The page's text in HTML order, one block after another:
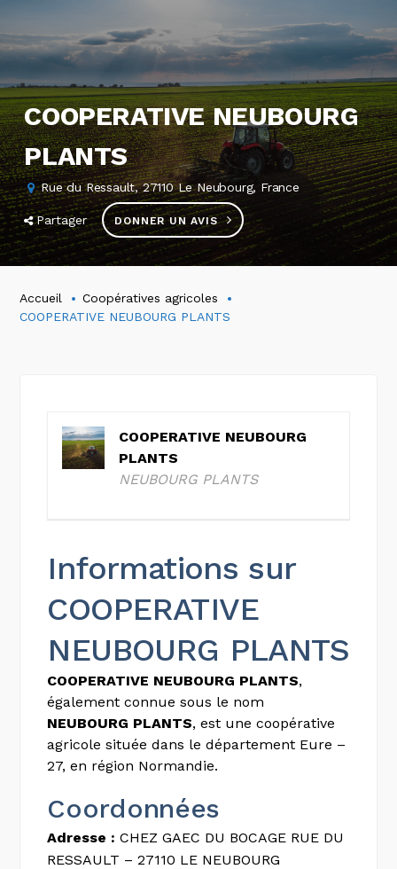
COOPERATIVE NEUBOURG
PLANTS
Rue du Ressault, 27110 Le Neubourg, France
Partager DONNER UN AVIS
Accueil
Coopératives agricoles
COOPERATIVE NEUBOURG PLANTS
COOPERATIVE NEUBOURG
PLANTS
NEUBOURG PLANTS
Informations sur
COOPERATIVE
NEUBOURG PLANTS
COOPERATIVE NEUBOURG PLANTS,
également connue sous le nom
NEUBOURG PLANTS, est une coopérative
agricole située dans le département Eure –
27, en région Normandie.
Coordonnées
Adresse : CHEZ GAEC DU BOCAGE RUE DU
RESSAULT – 27110 LE NEUBOURG